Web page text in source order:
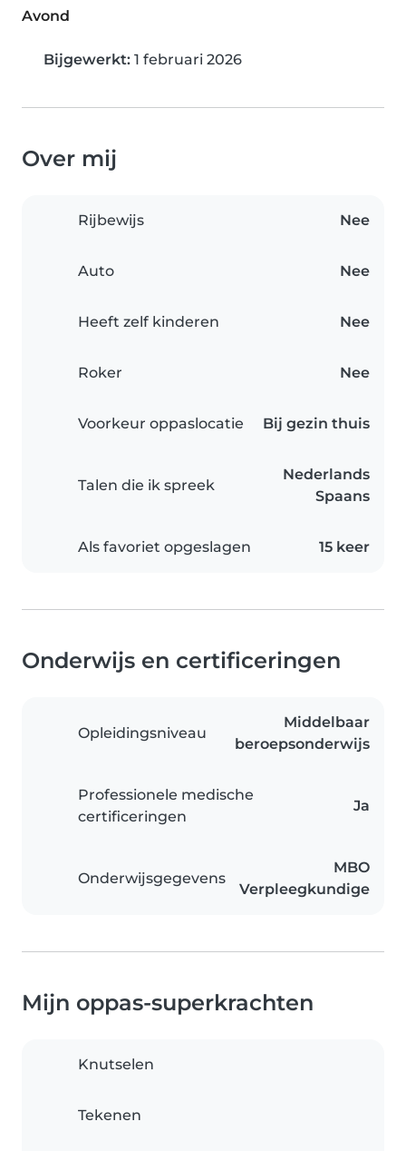
Avond
Bijgewerkt: 1 februari 2026
Over mij
Rijbewijs Nee
Auto Nee
Heeft zelf kinderen Nee
Roker Nee
Voorkeur oppaslocatie Bij gezin thuis
Talen die ik spreek
Nederlands
Spaans
Als favoriet opgeslagen 15 keer
Onderwijs en certificeringen
Opleidingsniveau
Middelbaar
beroepsonderwijs
Professionele medische
certificeringen
Ja
Onderwijsgegevens
MBO
Verpleegkundige
Mijn oppas-superkrachten
Knutselen
Tekenen